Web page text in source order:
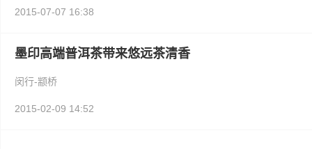
2015-07-07 16:38
墨印高端普洱茶带来悠远茶清香
闵行-颛桥
2015-02-09 14:52